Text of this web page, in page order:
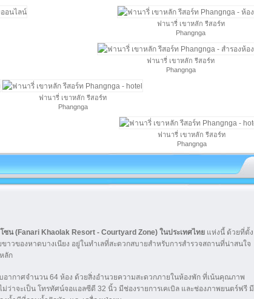
ฟานารี่ เขาหลัก รีสอร์ท
Phangnga
ฟานารี่ เขาหลัก รีสอร์ท
Phangnga
ฟานารี่ เขาหลัก รีสอร์ท
Phangnga
ฟานารี่ เขาหลัก รีสอร์ท
Phangnga
ซน (Fanari Khaolak Resort - Courtyard Zone) ในประเทศไทย แห่งนี้ ด้วยที่ตั้ง
าวของหาดบางเนียง อยู่ในทำเลที่สะดวกสบายสำหรับการสำรวจสถานที่น่าสนใจ
ลัก
อากาศจำนวน 64 ห้อง ด้วยสิ่งอำนวยความสะดวกภายในห้องพัก ที่เน้นคุณภาพ
ว่าจะเป็น โทรทัศน์จอแอลซีดี 32 นิ้ว มีช่องรายการเคเบิล และช่องภาพยนตร์ฟรี มี